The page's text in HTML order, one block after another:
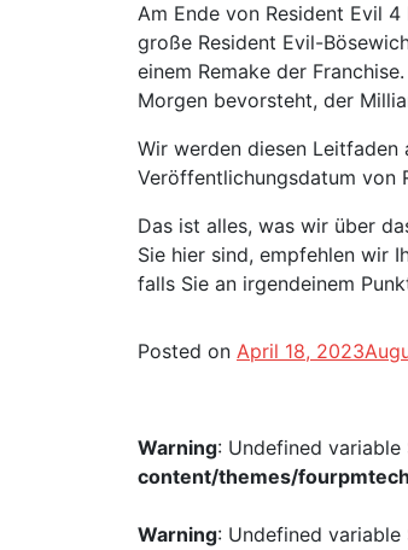
Am Ende von Resident Evil
große Resident Evil-
einem Remake der
Morgen bevorsteht, der
Wir werden diesen Leitfaden
Veröffentlichungsdatum von
Das ist alles, was wir über
Sie hier sind, empfehlen wir
falls Sie an irgendeinem
Posted on April 18, 2023
Warning: Undefined
content/themes/
Warning: Undefined